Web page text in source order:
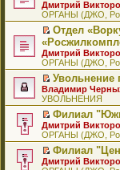
н
и
ю
б
щ
е
н
ю
м
у
с
о
б
щ
е
н
и
ю
т
а
н
н
м
у
с
о
о
б
щ
е
н
и
ю
п
р
о
ч
т
а
н
н
о
м
у
с
о
о
б
щ
о
м
у
н
п
р
о
ч
и
т
а
н
н
о
м
у
к
п
е
р
о
м
у
н
е
п
р
о
ч
и
т
а
р
е
й
т
к
п
е
р
в
о
м
у
н
е
п
р
Дмитрий
ОРГАНЫ (ДЖО,
П
р
е
й
т
и
к
п
е
р
в
о
м
Отдел
Дмитрий
ОРГАНЫ (ДЖО,
П
е
р
е
й
т
и
к
п
Увольнение
Владимир
УВОЛЬНЕНИЯ
П
е
р
е
й
Филиал
Дмитрий
ОРГАНЫ (ДЖО,
П
е
Филиал
Дмитрий